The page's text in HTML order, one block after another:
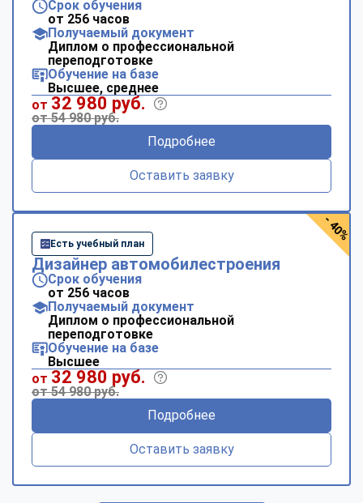
Срок обучения
от 256 часов
Получаемый документ
Диплом о профессиональной
переподготовке
Обучение на базе
Высшее, среднее
от 32 980 руб.
от 54 980 руб.
Подробнее
Оставить заявку
Есть учебный план
Дизайнер автомобилестроения
Срок обучения
от 256 часов
Получаемый документ
Диплом о профессиональной
переподготовке
Обучение на базе
Высшее
от 32 980 руб.
от 54 980 руб.
Подробнее
Оставить заявку
- 40%